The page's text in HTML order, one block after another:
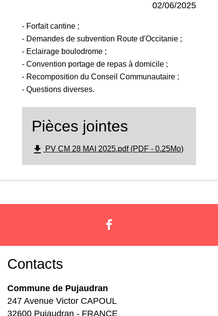
02/06/2025
- Forfait cantine ;
- Demandes de subvention Route d'Occitanie ;
- Eclairage boulodrome ;
- Convention portage de repas à domicile ;
- Recomposition du Conseil Communautaire ;
- Questions diverses.
Pièces jointes
file_download PV CM 28 MAI 2025.pdf (PDF - 0.25Mo)
Contacts
Commune de Pujaudran
247 Avenue Victor CAPOUL
32600 Pujaudran - FRANCE